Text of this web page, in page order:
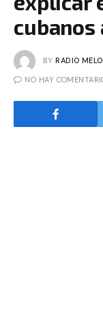
cubanos
BY RADIO
NO HAY